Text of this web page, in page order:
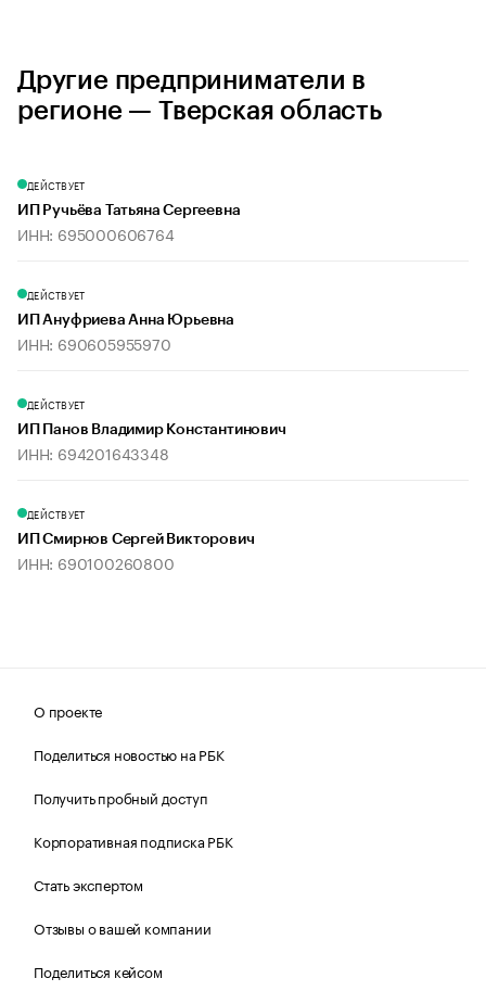
Другие предприниматели в
регионе — Тверская область
ДЕЙСТВУЕТ
ИП Ручьёва Татьяна Сергеевна
ИНН: 695000606764
ДЕЙСТВУЕТ
ИП Ануфриева Анна Юрьевна
ИНН: 690605955970
ДЕЙСТВУЕТ
ИП Панов Владимир Константинович
ИНН: 694201643348
ДЕЙСТВУЕТ
ИП Смирнов Сергей Викторович
ИНН: 690100260800
О проекте
Поделиться новостью на РБК
Получить пробный доступ
Корпоративная подписка РБК
Стать экспертом
Отзывы о вашей компании
Поделиться кейсом